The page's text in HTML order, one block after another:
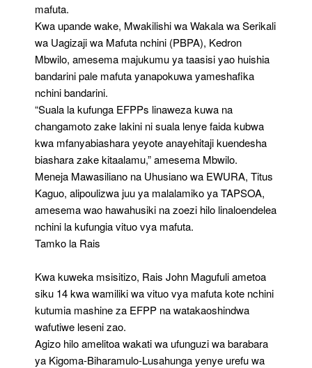
mafuta.
Kwa upande wake, Mwakilishi wa Wakala wa Serikali
wa Uagizaji wa Mafuta nchini (PBPA), Kedron
Mbwilo, amesema majukumu ya taasisi yao huishia
bandarini pale mafuta yanapokuwa yameshafika
nchini bandarini.
“Suala la kufunga EFPPs linaweza kuwa na
changamoto zake lakini ni suala lenye faida kubwa
kwa mfanyabiashara yeyote anayehitaji kuendesha
biashara zake kitaalamu,” amesema Mbwilo.
Meneja Mawasiliano na Uhusiano wa EWURA, Titus
Kaguo, alipoulizwa juu ya malalamiko ya TAPSOA,
amesema wao hawahusiki na zoezi hilo linaloendelea
nchini la kufungia vituo vya mafuta.
Tamko la Rais
Kwa kuweka msisitizo, Rais John Magufuli ametoa
siku 14 kwa wamiliki wa vituo vya mafuta kote nchini
kutumia mashine za EFPP na watakaoshindwa
wafutiwe leseni zao.
Agizo hilo amelitoa wakati wa ufunguzi wa barabara
ya Kigoma-Biharamulo-Lusahunga yenye urefu wa